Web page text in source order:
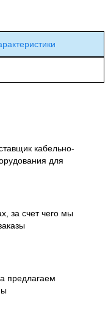
кабельно-
для
за счет чего мы
предлагаем